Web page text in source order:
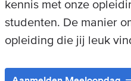
kennis met onze
studenten. De manier
opleiding die jij leuk